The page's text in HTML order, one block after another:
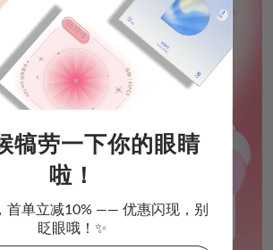
犒劳一下你的眼睛
啦！
首单立减10% —— 优惠闪现，别
眨眼哦！✨